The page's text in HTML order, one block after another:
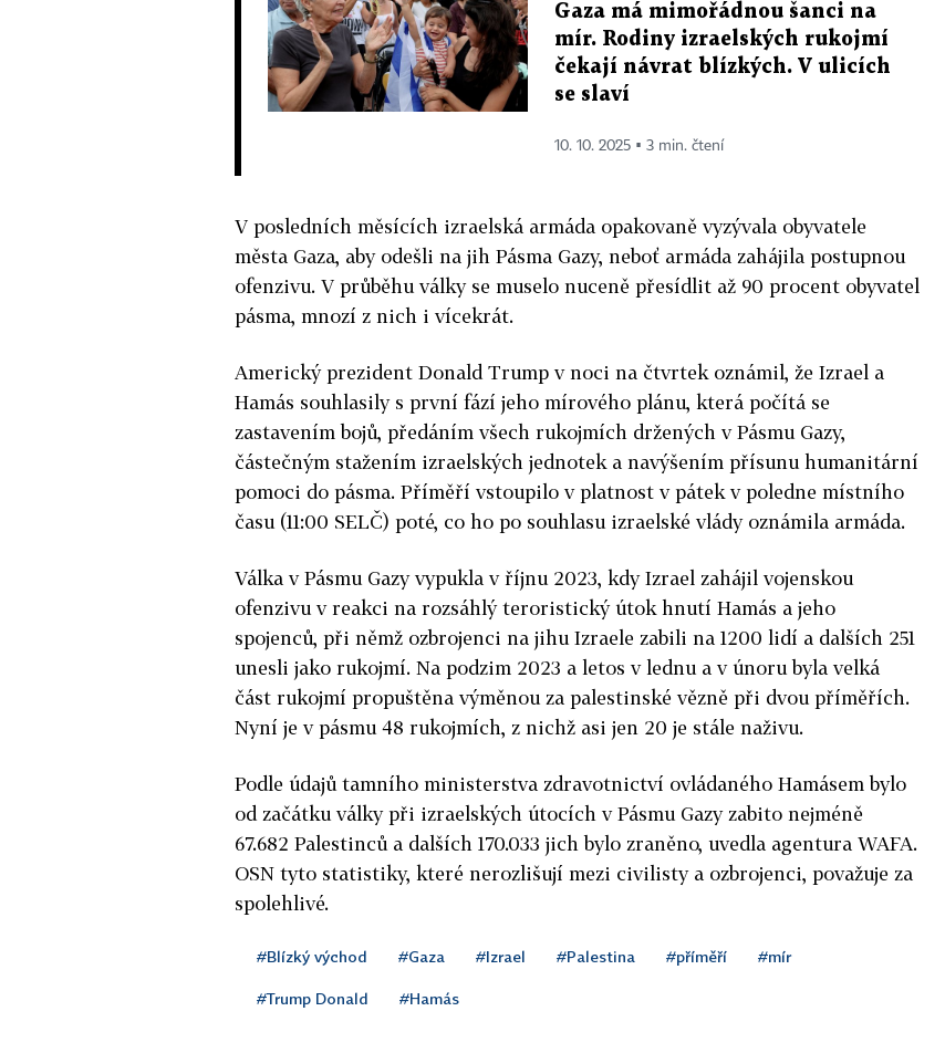
Gaza má mimořádnou šanci na
mír. Rodiny izraelských rukojmí
čekají návrat blízkých. V ulicích
se slaví
10. 10. 2025 ▪ 3 min. čtení
V posledních měsících izraelská armáda opakovaně vyzývala obyvatele
města Gaza, aby odešli na jih Pásma Gazy, neboť armáda zahájila postupnou
ofenzivu. V průběhu války se muselo nuceně přesídlit až 90 procent obyvatel
pásma, mnozí z nich i vícekrát.
Americký prezident Donald Trump v noci na čtvrtek oznámil, že Izrael a
Hamás souhlasily s první fází jeho mírového plánu, která počítá se
zastavením bojů, předáním všech rukojmích držených v Pásmu Gazy,
částečným stažením izraelských jednotek a navýšením přísunu humanitární
pomoci do pásma. Příměří vstoupilo v platnost v pátek v poledne místního
času (11:00 SELČ) poté, co ho po souhlasu izraelské vlády oznámila armáda.
Válka v Pásmu Gazy vypukla v říjnu 2023, kdy Izrael zahájil vojenskou
ofenzivu v reakci na rozsáhlý teroristický útok hnutí Hamás a jeho
spojenců, při němž ozbrojenci na jihu Izraele zabili na 1200 lidí a dalších 251
unesli jako rukojmí. Na podzim 2023 a letos v lednu a v únoru byla velká
část rukojmí propuštěna výměnou za palestinské vězně při dvou příměřích.
Nyní je v pásmu 48 rukojmích, z nichž asi jen 20 je stále naživu.
Podle údajů tamního ministerstva zdravotnictví ovládaného Hamásem bylo
od začátku války při izraelských útocích v Pásmu Gazy zabito nejméně
67.682 Palestinců a dalších 170.033 jich bylo zraněno, uvedla agentura WAFA.
OSN tyto statistiky, které nerozlišují mezi civilisty a ozbrojenci, považuje za
spolehlivé.
#Blízký východ #Gaza #Izrael #Palestina #příměří #mír
#Trump Donald #Hamás